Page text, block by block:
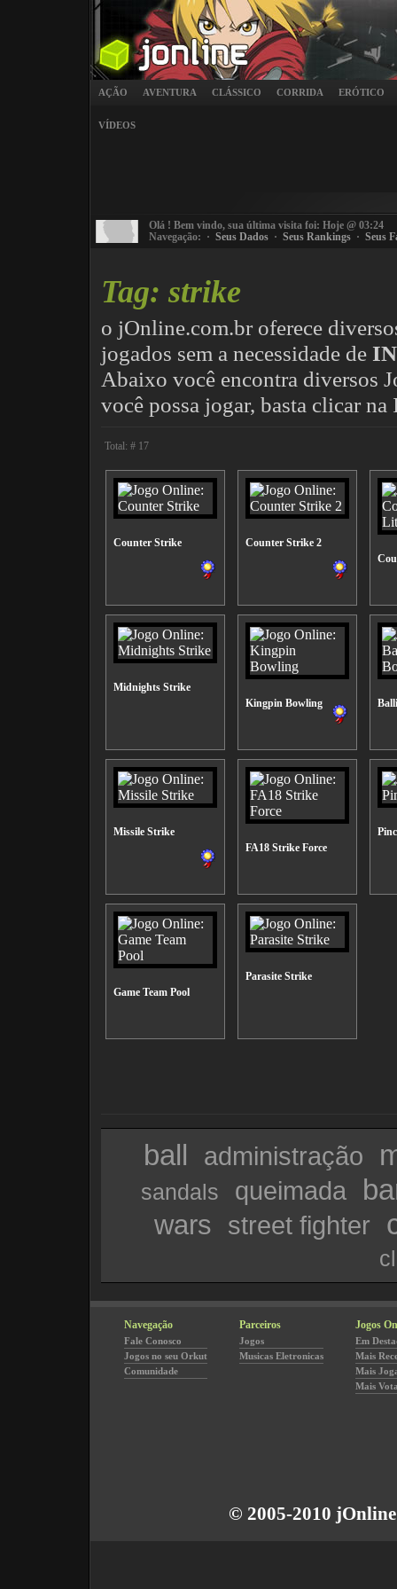
AÇÃO AVENTURA CLÁSSICO CORRIDA ERÓTICO
VÍDEOS
Olá ! Bem vindo, sua última visita foi: Hoje @ 03:24
Navegação: · Seus Dados · Seus Rankings · Seus
Tag: strike
o jOnline.com.br oferece
jogados sem a necessidade de
Abaixo você encontra diversos
você possa jogar, basta clicar na
Total: # 17
Counter Strike
Counter Strike 2
Midnights Strike
Kingpin Bowling
Missile Strike
FA18 Strike Force
Game Team Pool
Parasite Strike
ball administração
sandals queimada
wars street fighter
Navegação
Fale Conosco
Jogos no seu Orkut
Comunidade
Parceiros
Jogos
Musicas Eletronicas
Jogos
Em
Mais
Mais
Mais
© 2005-2010